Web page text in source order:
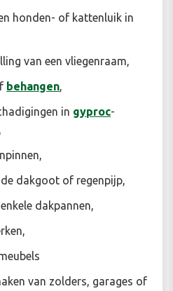
honden- of kattenluik in
van een vliegenraam,
behangen,
in gyproc-
dakgoot of regenpijp,
dakpannen,
van zolders, garages of